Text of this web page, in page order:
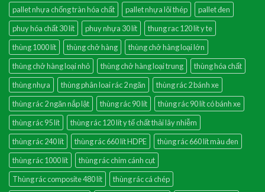
pallet nhựa chống tràn hóa chất
pallet nhựa lõi thép
pallet đen
phuy hóa chất 30 lít
phuy nhựa 30 lít
thung rac 120 lit y te
thùng 1000 lít
thùng chở hàng
thùng chở hàng loại lớn
thùng chở hàng loại nhỏ
thùng chở hàng loại trung
thùng hóa chất
thùng nhựa
thùng phân loai rác 2 ngăn
thùng rác 2 bánh xe
thùng rác 2 ngăn nắp lật
thùng rác 90 lít
thùng rác 90 lít có bánh xe
thùng rác 95 lít
thùng rác 120 lít y tế chất thải lây nhiễm
thùng rác 240 lít
thùng rác 660 lít HDPE
thùng rác 660 lít màu đen
thùng rác 1000 lít
thùng rác chim cánh cụt
Thùng rác composite 480 lít
thùng rác cá chép